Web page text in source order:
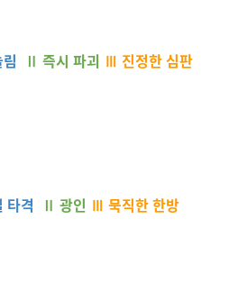
Ⅱ 즉시 파괴 Ⅲ 진정한 심판
타격 Ⅱ 광인 Ⅲ 묵직한 한방